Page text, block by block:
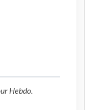
Hebdo.